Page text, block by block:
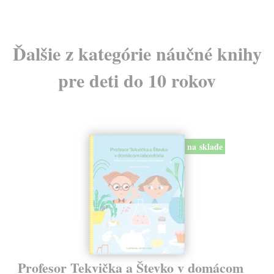
Ďalšie z kategórie náučné knihy
pre deti do 10 rokov
na sklade
Profesor Tekvička a Števko v domácom